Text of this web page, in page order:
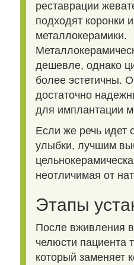
реставрации
подходят коронки
металлокерамики.
дешевле, однако
более эстетичны.
достаточно
для имплантации
Если же речь идет
улыбки, лучшим
неотличимая от
Этапы
После вживления
челюсти пациента
который заменяет